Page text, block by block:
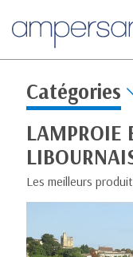
Catégories
LAMPROIE
Les meilleurs